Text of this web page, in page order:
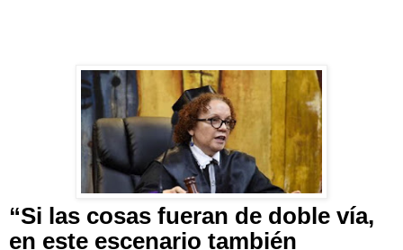
“Si las cosas fueran de doble vía,
en este escenario también